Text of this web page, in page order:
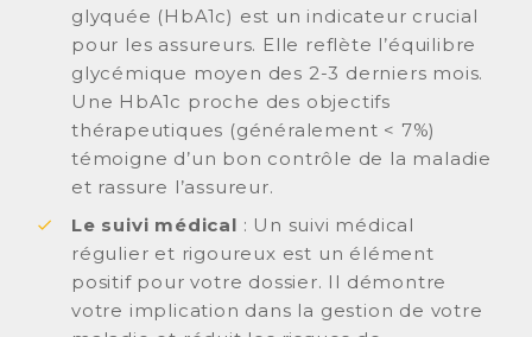
glyquée (HbA1c) est un indicateur crucial
pour les assureurs. Elle reflète l’équilibre
glycémique moyen des 2-3 derniers mois.
Une HbA1c proche des objectifs
thérapeutiques (généralement < 7%)
témoigne d’un bon contrôle de la maladie
et rassure l’assureur.
Le suivi médical : Un suivi médical
régulier et rigoureux est un élément
positif pour votre dossier. Il démontre
votre implication dans la gestion de votre